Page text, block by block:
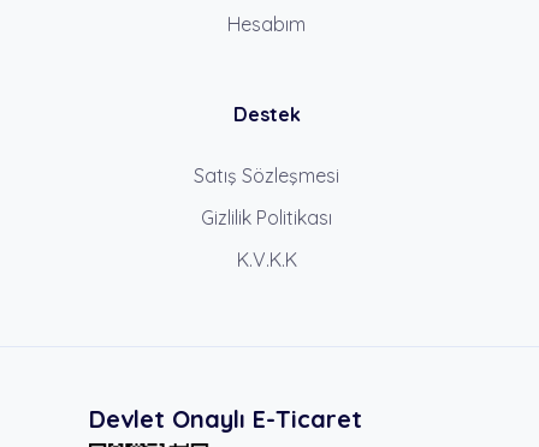
Hesabım
Destek
Satış Sözleşmesi
Gizlilik Politikası
K.V.K.K
Devlet Onaylı E-Ticaret